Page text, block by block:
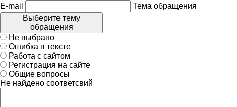
E-mail
Тема обращения
Выберите тему
обращения
Не выбрано
Ошибка в тексте
Работа с сайтом
Регистрация на сайте
Общие вопросы
Не найдено соответсвий